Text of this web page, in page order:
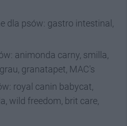
dla psów: gastro intestinal,
animonda carny, smilla,
granatapet, MAC's
royal canin babycat,
wild freedom, brit care,